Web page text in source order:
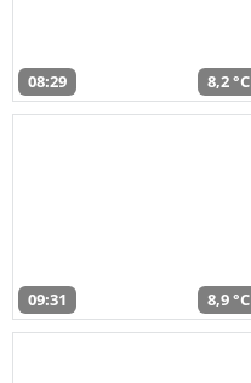
08:29 8,2 °C
09:31 8,9 °C